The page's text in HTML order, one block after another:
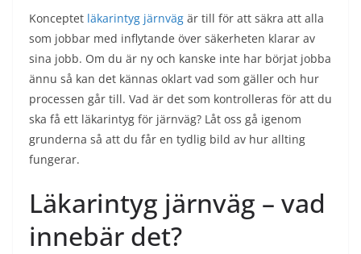
Konceptet läkarintyg järnväg är till för att säkra att alla
som jobbar med inflytande över säkerheten klarar av
sina jobb. Om du är ny och kanske inte har börjat jobba
ännu så kan det kännas oklart vad som gäller och hur
processen går till. Vad är det som kontrolleras för att du
ska få ett läkarintyg för järnväg? Låt oss gå igenom
grunderna så att du får en tydlig bild av hur allting
fungerar.
Läkarintyg järnväg – vad
innebär det?